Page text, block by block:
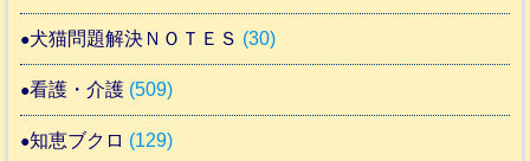
犬猫問題解決ＮＯＴＥＳ (30)
看護・介護 (509)
知恵ブクロ (129)